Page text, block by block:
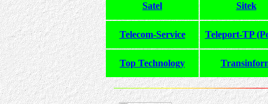
Satel Sitek
Telecom-Service Teleport-TP
Top Technology